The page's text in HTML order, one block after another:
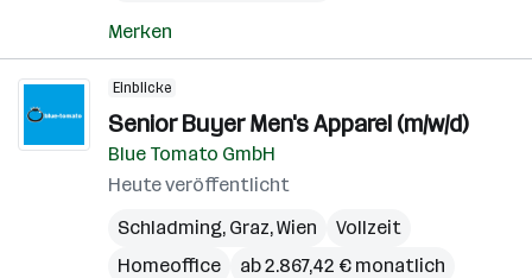
Merken
Einblicke
Senior Buyer Men's Apparel (m/w/d)
Blue Tomato GmbH
Heute veröffentlicht
Schladming, Graz,Wien
Vollzeit
Homeoffice
ab 2.867,42 € monatlich